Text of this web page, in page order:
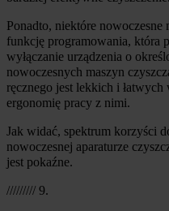
Ponadto, niektóre
funkcję programowania, która
wyłączanie urządzenia o
nowoczesnych maszyn
ręcznego jest lekkich i
ergonomię pracy z nimi.
Jak widać, spektrum korzyści
nowoczesnej aparaturze
jest pokaźne.
///////// 9.